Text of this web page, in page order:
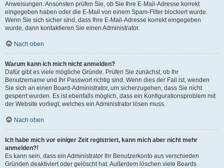
Anweisungen. Ansonsten prüfen Sie, ob Sie Ihre E-Mail-Adresse korrekt
eingegeben haben oder die E-Mail von einem Spam-Filter blockiert wurde.
Wenn Sie sich sicher sind, dass Ihre E-Mail-Adresse korrekt eingegeben
wurde, dann kontaktieren Sie einen Administrator.
Nach oben
Warum kann ich mich nicht anmelden?
Dafür gibt es viele mögliche Gründe. Prüfen Sie zunächst, ob Ihr
Benutzername und Ihr Passwort richtig sind. Wenn dies der Fall ist, wenden
Sie sich an einen Board-Administrator, um sicherzugehen, dass Sie nicht
gesperrt wurden. Es ist ebenfalls möglich, dass ein Konfigurationsproblem mit
der Website vorliegt, welches ein Administrator lösen muss.
Nach oben
Ich habe mich vor einiger Zeit registriert, kann mich aber nicht mehr
anmelden?!
Es kann sein, dass ein Administrator Ihr Benutzerkonto aus verschieden
Gründen deaktiviert oder gelöscht hat. Außerdem löschen viele Boards